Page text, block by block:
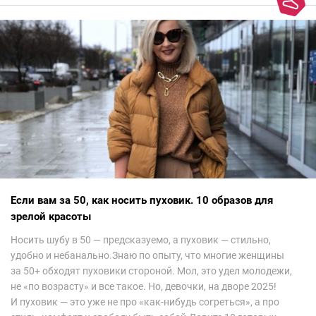
невероятно красиво.Все стереотипы, какие были у меня насчет
арабских дизайнеров, рассеялись как дым. А столько красоты
сегодня сложно увидеть на других известных неделях
мод.Самое интересное сейчас покажу ?
Если вам за 50, как носить пуховик. 10 образов для
зрелой красоты
Носить шубу в 50 — предсказуемо, а пуховик — стильно,
удобно и небанально.Знаю по опыту, что многие женщины
за 50+ обходят пуховики стороной. Мол, это удел молодежи,
не «по возрасту» и все такое. Но, девочки, на дворе 2025!
И пуховик — это уже не про «как-нибудь согреться», а про